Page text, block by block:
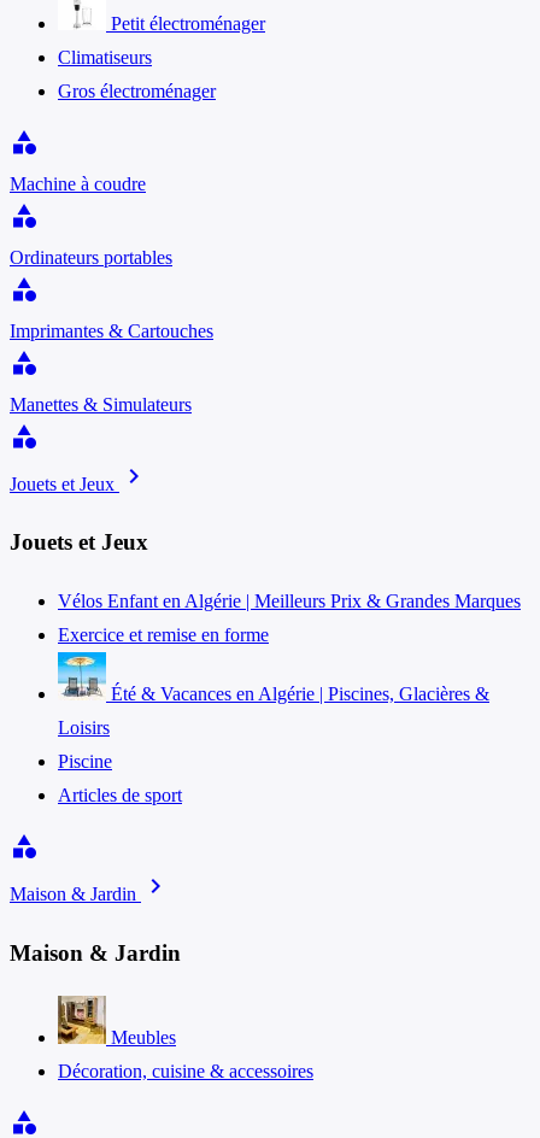
Petit électroménager
Climatiseurs
Gros électroménager
category
Machine à coudre
category
Ordinateurs portables
category
Imprimantes & Cartouches
category
Manettes & Simulateurs
category
Jouets et Jeux chevron_right
Jouets et Jeux
Vélos Enfant en Algérie | Meilleurs Prix & Grandes Marques
Exercice et remise en forme
Été & Vacances en Algérie | Piscines, Glacières &
Loisirs
Piscine
Articles de sport
category
Maison & Jardin chevron_right
Maison & Jardin
Meubles
Décoration, cuisine & accessoires
category